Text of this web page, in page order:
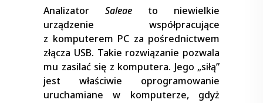
Analizator Saleae to niewielkie
urządzenie współpracujące
z komputerem PC za pośrednictwem
złącza USB. Takie rozwiązanie pozwala
mu zasilać się z komputera. Jego „siłą”
jest właściwie oprogramowanie
uruchamiane w komputerze, gdyż